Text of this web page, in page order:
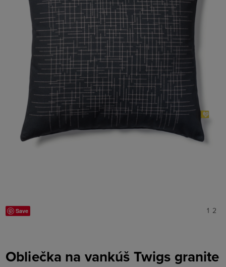
Save 1 2
Obliečka na vankúš Twigs granite